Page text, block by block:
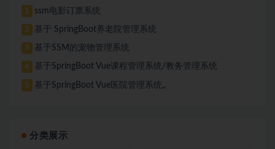
1 ssm电影订票系统
2 基于 SpringBoot养老院管理系统
3 基于SSM的宠物管理系统
4 基于SpringBoot Vue课程管理系统/教务管理系统
5 基于SpringBoot Vue医院管理系统,,
分类展示